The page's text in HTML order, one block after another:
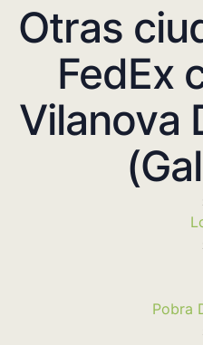
Otras
FedEx
Vilanova
Pobra